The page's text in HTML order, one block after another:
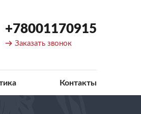
+78001170915
Заказать звонок
Контакты